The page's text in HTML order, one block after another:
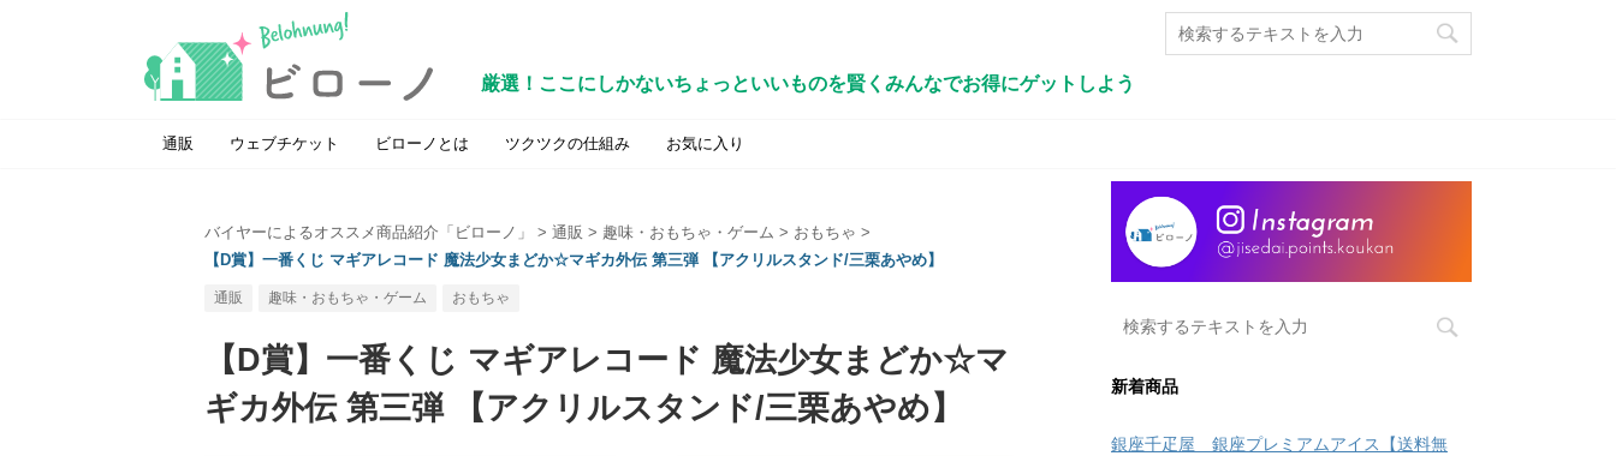
厳選！ここにしかないちょっといいものを賢くみんなでお得にゲットしよう
通販 ウェブチケット ビローノとは ツクツクの仕組み お気に入り
バイヤーによるオススメ商品紹介「ビローノ」 > 通販 > 趣味・おもちゃ・ゲーム > おもちゃ >
【D賞】一番くじ マギアレコード 魔法少女まどか☆マギカ外伝 第三弾 【アクリルスタンド/三栗あやめ】
通販 趣味・おもちゃ・ゲーム おもちゃ
【D賞】一番くじ マギアレコード 魔法少女まどか☆マ
ギカ外伝 第三弾 【アクリルスタンド/三栗あやめ】
新着商品
銀座千疋屋 銀座プレミアムアイス【送料無